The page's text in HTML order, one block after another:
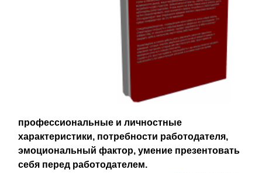
профессиональные и личностные
характеристики, потребности работодателя,
эмоциональный фактор, умение презентовать
себя перед работодателем.